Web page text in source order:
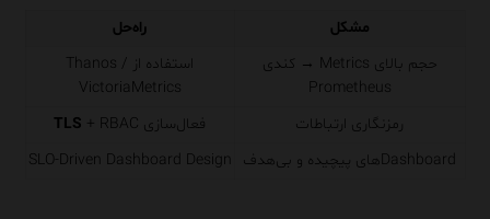
مشکل
راه‌حل
حجم بالای Metrics → کندی
Prometheus
استفاده از Thanos /
VictoriaMetrics
رمزنگاری ارتباطات
فعال‌سازی TLS + RBAC
Dashboardهای پیچیده و بی‌هدف
SLO-Driven Dashboard Design